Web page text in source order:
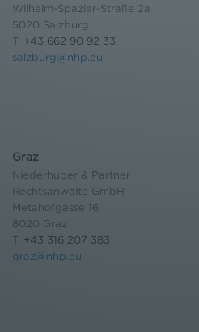
Wilhelm-Spazier-Straße 2a
5020 Salzburg
T: +43 662 90 92 33
salzburg@nhp.eu
Graz
Niederhuber & Partner
Rechtsanwälte GmbH
Metahofgasse 16
8020 Graz
T: +43 316 207 383
graz@nhp.eu